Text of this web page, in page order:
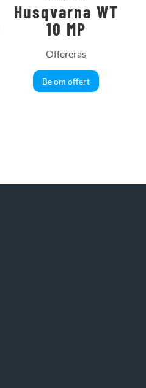
Husqvarna WT
10 MP
Offereras
Be om offert